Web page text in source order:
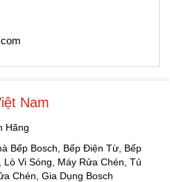
Nam
Hãng
Bếp Bosch, Bếp Điện Từ, Bếp
Vi Sóng, Máy Rửa Chén, Tủ
Chén, Gia Dụng Bosch